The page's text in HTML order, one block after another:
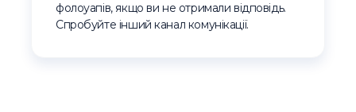
фолоуапів, якщо ви не отримали відповідь.
Спробуйте інший канал комунікації.